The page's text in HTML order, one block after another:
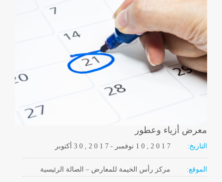
معرض أزياء وعطور
التاريخ: 3 0 , 2 0 1 7- نوفمبر 1 0 , 2 0 1 7
الموقع: مركز رأس الخيمة للمعارض – الصالة الرئيسية